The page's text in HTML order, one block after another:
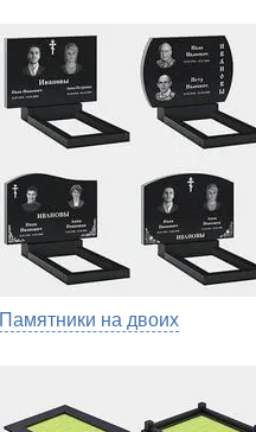
Памятники на двоих